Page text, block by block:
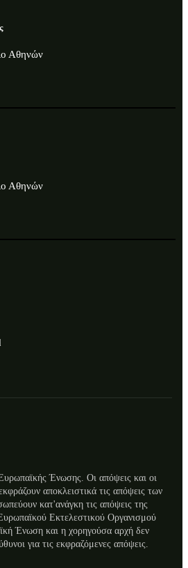
Αθηνών
Αθηνών
Ένωσης. Οι απόψεις και οι
αποκλειστικά τις απόψεις των
κατ'ανάγκη τις απόψεις της
Εκτελεστικού Οργανισμού
Ένωση και η χορηγούσα αρχή δεν
για τις εκφραζόμενες απόψεις.
NL
RO
ES